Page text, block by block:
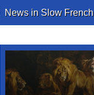
News in Slow French